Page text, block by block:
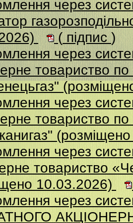
через
( підпис)
через
товариство по
через
товариство по
через
товариство
10.03.2026)
через